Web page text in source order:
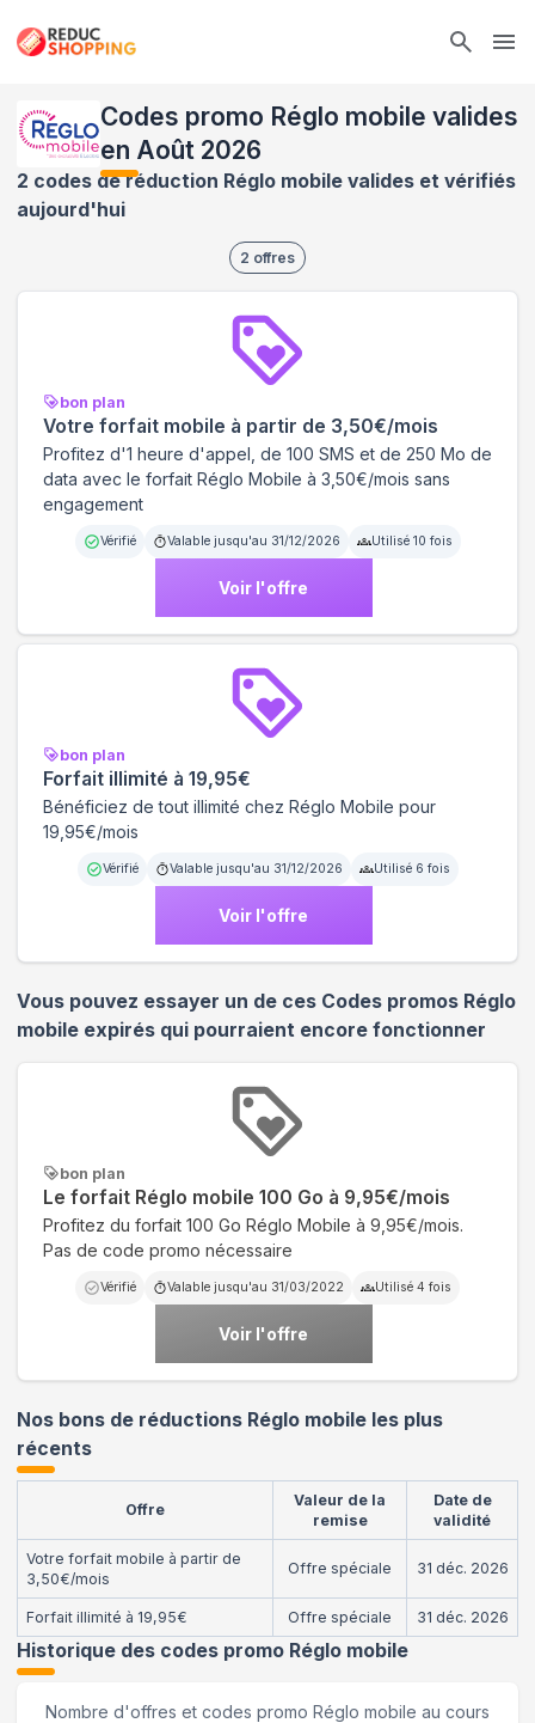
Codes promo Réglo mobile valides
en Août 2026
2 codes de réduction Réglo mobile valides et vérifiés
aujourd'hui
2 offres
bon plan
Votre forfait mobile à partir de 3,50€/mois
Profitez d'1 heure d'appel, de 100 SMS et de 250 Mo de
data avec le forfait Réglo Mobile à 3,50€/mois sans
engagement
Vérifié Valable jusqu'au 31/12/2026 Utilisé 10 fois
Voir l'offre
bon plan
Forfait illimité à 19,95€
Bénéficiez de tout illimité chez Réglo Mobile pour
19,95€/mois
Vérifié Valable jusqu'au 31/12/2026 Utilisé 6 fois
Voir l'offre
Vous pouvez essayer un de ces Codes promos Réglo
mobile expirés qui pourraient encore fonctionner
bon plan
Le forfait Réglo mobile 100 Go à 9,95€/mois
Profitez du forfait 100 Go Réglo Mobile à 9,95€/mois.
Pas de code promo nécessaire
Vérifié Valable jusqu'au 31/03/2022 Utilisé 4 fois
Voir l'offre
Nos bons de réductions Réglo mobile les plus
récents
Offre
Valeur de la
remise
Date de
validité
Votre forfait mobile à partir de
3,50€/mois
Offre spéciale 31 déc. 2026
Forfait illimité à 19,95€ Offre spéciale 31 déc. 2026
Historique des codes promo Réglo mobile
Nombre d'offres et codes promo Réglo mobile au cours